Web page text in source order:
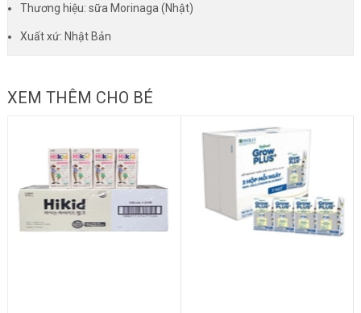
Thương hiệu: sữa Morinaga (Nhật)
Xuất xứ: Nhật Bản
XEM THÊM CHO BÉ